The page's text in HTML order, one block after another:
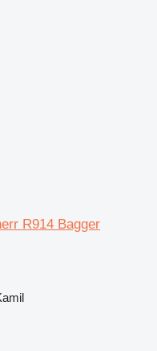
R914 Bagger